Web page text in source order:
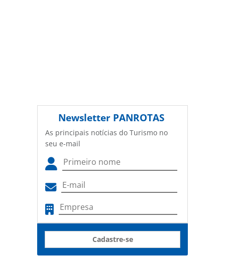
Newsletter PANROTAS
As principais notícias do Turismo no
seu e-mail
Cadastre-se